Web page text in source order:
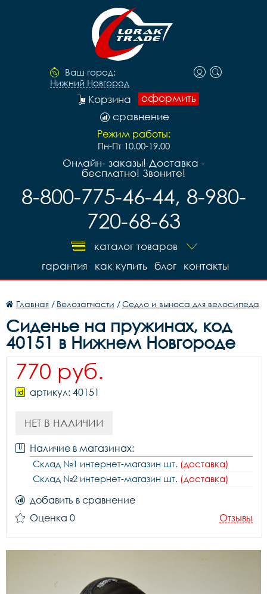
Ваш город:
Нижний Новгород
оформить
Корзина
сравнение
Режим работы:
Пн-Пт 10.00-19.00
Онлайн- заказы! Доставка -
бесплатно! Звоните!
8-800-775-46-44, 8-980-
720-68-63
каталог товаров
контакты
блог
как купить
гарантия
Главная / Велозапчасти /Седло и выноса для велосипеда
Сиденье на пружинах, код
40151 в Нижнем Новгороде
770 руб.
артикул: 40151
НЕТ В НАЛИЧИИ
Наличие в магазинах:
Склад №1 интернет-магазин шт. (доставка)
Склад №2 интернет-магазин шт. (доставка)
добавить в сравнение
Оценка 0
Отзывы